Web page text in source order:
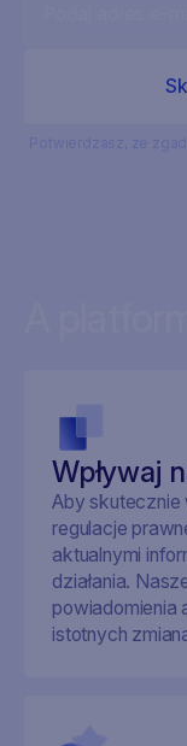
Wpływaj
Aby skutecznie
regulacje
aktualnymi
działania.
powiadomienia
istotnych